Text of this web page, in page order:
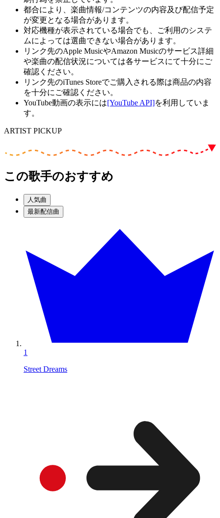
都合により、楽曲情報/コンテンツの内容及び配信予定
が変更となる場合があります。
対応機種が表示されている場合でも、ご利用のシステ
ムによっては選曲できない場合があります。
リンク先のApple MusicやAmazon Musicのサービス詳細
や楽曲の配信状況については各サービスにて十分にご
確認ください。
リンク先のiTunes Storeでご購入される際は商品の内容
を十分にご確認ください。
YouTube動画の表示には[YouTube API]を利用していま
す。
ARTIST PICKUP
この歌手のおすすめ
人気曲
最新配信曲
1
Street Dreams